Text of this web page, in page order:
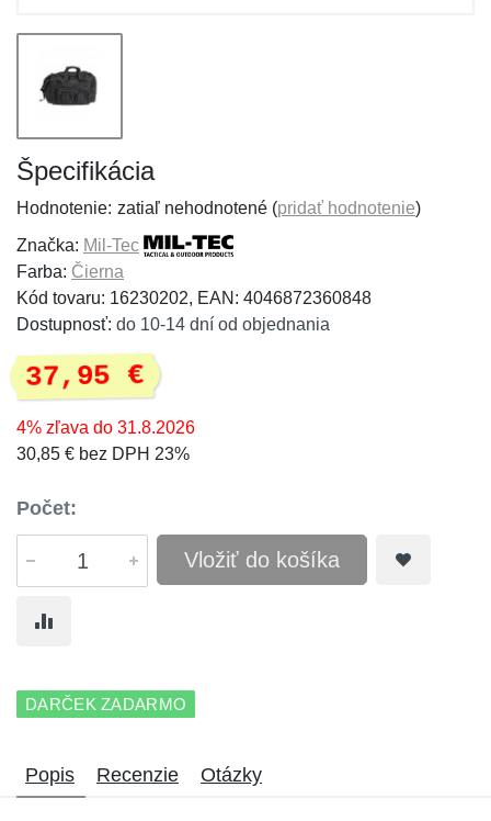
Špecifikácia
Hodnotenie: zatiaľ nehodnotené (pridať hodnotenie)
Značka: Mil-Tec
Farba: Čierna
Kód tovaru: 16230202, EAN: 4046872360848
Dostupnosť: do 10-14 dní od objednania
37,95 €
4% zľava do 31.8.2026
30,85 € bez DPH 23%
Počet:
Vložiť do košíka
DARČEK ZADARMO
Popis Recenzie Otázky